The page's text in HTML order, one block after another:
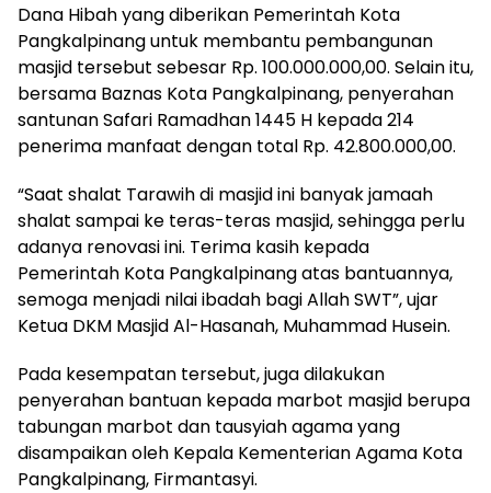
Dana Hibah yang diberikan Pemerintah Kota
Pangkalpinang untuk membantu pembangunan
masjid tersebut sebesar Rp. 100.000.000,00. Selain itu,
bersama Baznas Kota Pangkalpinang, penyerahan
santunan Safari Ramadhan 1445 H kepada 214
penerima manfaat dengan total Rp. 42.800.000,00.
“Saat shalat Tarawih di masjid ini banyak jamaah
shalat sampai ke teras-teras masjid, sehingga perlu
adanya renovasi ini. Terima kasih kepada
Pemerintah Kota Pangkalpinang atas bantuannya,
semoga menjadi nilai ibadah bagi Allah SWT”, ujar
Ketua DKM Masjid Al-Hasanah, Muhammad Husein.
Pada kesempatan tersebut, juga dilakukan
penyerahan bantuan kepada marbot masjid berupa
tabungan marbot dan tausyiah agama yang
disampaikan oleh Kepala Kementerian Agama Kota
Pangkalpinang, Firmantasyi.